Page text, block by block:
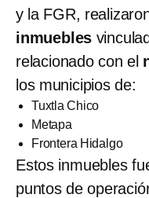
y la FGR,
inmuebles
relacionado con el
los municipios de:
Tuxtla Chico
Metapa
Frontera Hidalgo
Estos inmuebles
puntos de